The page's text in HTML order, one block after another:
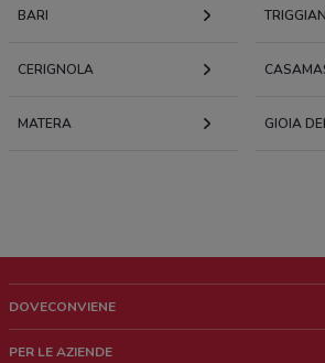
BARI
CERIGNOLA
MATERA GIOIA
DOVECONVIENE
PER LE AZIENDE